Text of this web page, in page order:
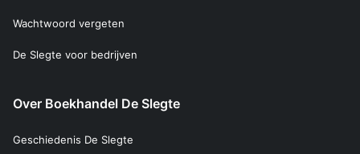
Wachtwoord vergeten
De Slegte voor bedrijven
Over Boekhandel De Slegte
Geschiedenis De Slegte